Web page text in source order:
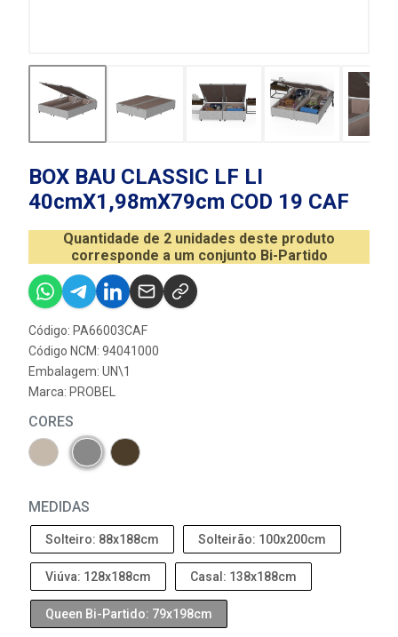
BOX BAU CLASSIC LF LI
40cmX1,98mX79cm COD 19 CAF
Quantidade de 2 unidades deste produto
corresponde a um conjunto Bi-Partido
Código: PA66003CAF
Código NCM: 94041000
Embalagem: UN\1
Marca: PROBEL
CORES
MEDIDAS
Solteiro: 88x188cm Solteirão: 100x200cm
Viúva: 128x188cm Casal: 138x188cm
Queen Bi-Partido: 79x198cm